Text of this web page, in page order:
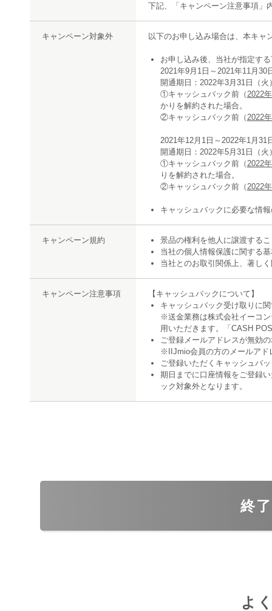
下記、「キャンペーン注意事項」
キャンペーン対象外 以下のお申し込み場合は、本キャ
お申し込み後、当社が指定す
2021年9月1日～2021年11月30
開通期日：2022年3月31日（火
①キャッシュバック前（2022
かりを解約された場合。
②キャッシュバック前（2022
2021年12月1日～2022年1月31
開通期日：2022年5月31日（火
①キャッシュバック前（2022
りを解約された場合。
②キャッシュバック前（2022
キャッシュバックに必要な情
キャンペーン規約
景品の権利を他人に譲渡する
当社の個人情報保護に関する
当社とのお取引関係上、著し
キャンペーン注意事項
【キャッシュバックについて】
キャッシュバック受け取りに
※送金業務は株式会社イーコ
用いただきます。「CASH
ご登録メールアドレスが無効
※IIJmio会員の方のメールアド
ご登録いただくキャッシュバ
期日までに口座情報をご登録
ック対象外となります。
終
よ